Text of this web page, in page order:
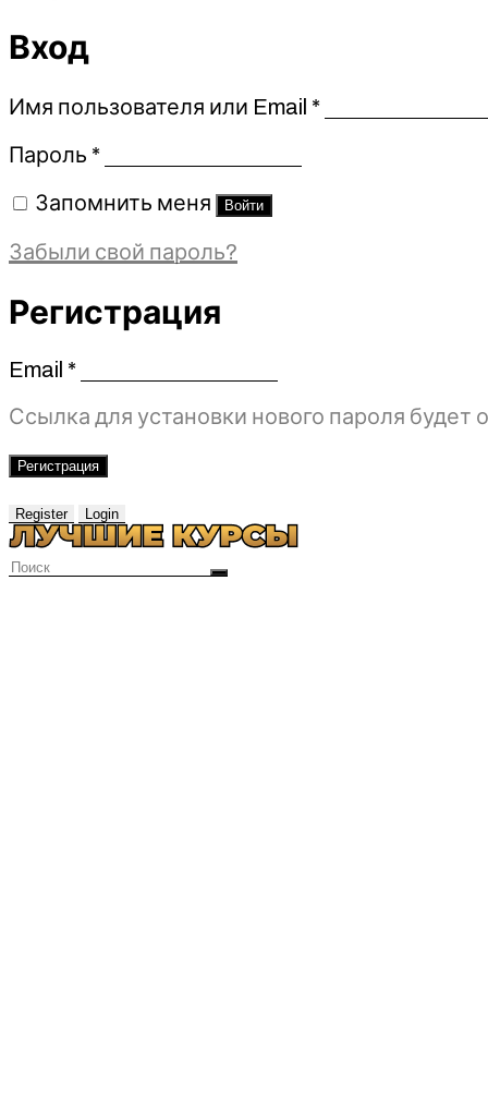
Вход
Имя пользователя или Email *Обязательно
Пароль *Обязательно
Запомнить меня Войти
Забыли свой пароль?
Регистрация
Email *Обязательно
Ссылка для установки нового пароля
Регистрация
Register Login